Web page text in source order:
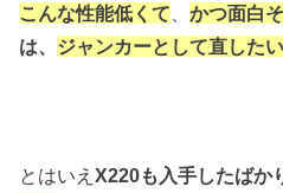
こんな性能低くて 、かつ面白
は、 ジャンカーとして直した
とはいえX220も入手したばか